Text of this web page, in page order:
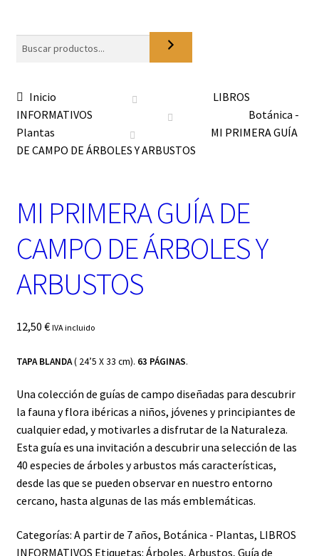
a
c
a
t
e
a
Buscar
Inicio
LIBROS
INFORMATIVOS
Botánica -
Plantas
MI PRIMERA GUÍA
DE CAMPO DE ÁRBOLES Y ARBUSTOS
MI PRIMERA GUÍA DE
CAMPO DE ÁRBOLES Y
ARBUSTOS
12,50 € IVA incluido
TAPA BLANDA( 24’5 X 33 cm). 63 PÁGINAS.
Una colección de guías de campo diseñadas para descubrir
la fauna y flora ibéricas a niños, jóvenes y principiantes de
cualquier edad, y motivarles a disfrutar de la Naturaleza.
Esta guía es una invitación a descubrir una selección de las
40 especies de árboles y arbustos más características,
desde las que se pueden observar en nuestro entorno
cercano, hasta algunas de las más emblemáticas.
Categorías: A partir de 7 años, Botánica - Plantas, LIBROS
INFORMATIVOS Etiquetas: Árboles, Arbustos, Guía de